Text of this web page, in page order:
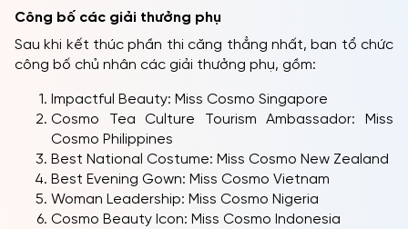
Công bố các giải thưởng phụ
Sau khi kết thúc phần thi căng thẳng nhất, ban tổ chức
công bố chủ nhân các giải thưởng phụ, gồm:
Impactful Beauty: Miss Cosmo Singapore
Cosmo Tea Culture Tourism Ambassador: Miss
Cosmo Philippines
Best National Costume: Miss Cosmo New Zealand
Best Evening Gown: Miss Cosmo Vietnam
Woman Leadership: Miss Cosmo Nigeria
Cosmo Beauty Icon: Miss Cosmo Indonesia